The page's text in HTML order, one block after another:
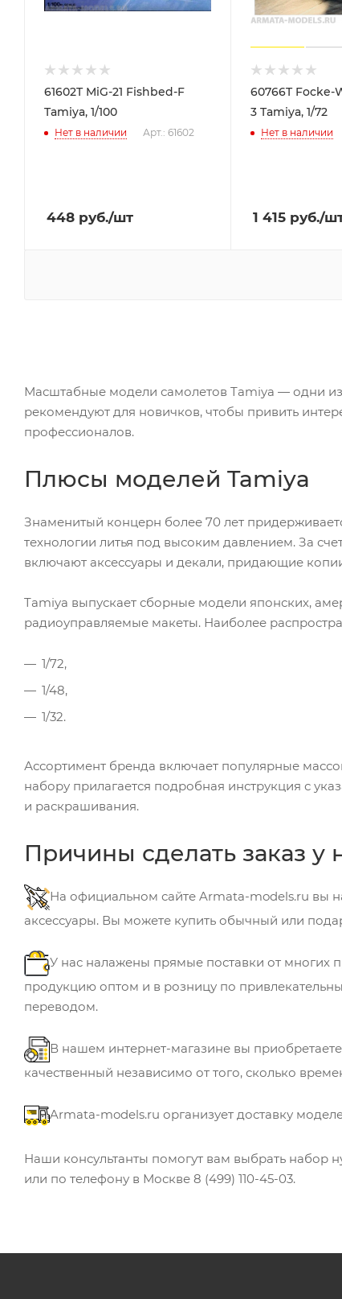
61602T MiG-21 Fishbed-F
Tamiya, 1/100
Нет в наличии Арт.: 61602
448 руб./шт
60766T Focke-
3 Tamiya, 1/72
Нет в наличии
1 415руб./
Масштабные модели самолетов Tamiya — одни из
рекомендуют для новичков, чтобы привить
профессионалов.
Плюсы моделей Tamiya
Знаменитый концерн более 70 лет
технологии литья под высоким давлением. За
включают аксессуары и декали, придающие
Tamiya выпускает сборные модели японских,
радиоуправляемые макеты. Наиболее
1/72,
1/48,
1/32.
Ассортимент бренда включает популярные
набору прилагается подробная инструкция с
и раскрашивания.
Причины сделать заказ у
На официальном сайте Armata-models.ru вы
аксессуары. Вы можете купить обычный или
У нас налажены прямые поставки от многих
продукцию оптом и в розницу по
переводом.
В нашем интернет-магазине вы
качественный независимо от того, сколько
Armata-models.ru организует доставку
Наши консультанты помогут вам выбрать набор
или по телефону в Москве 8 (499) 110-45-03.